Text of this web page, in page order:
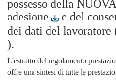
possesso della NUOVA
adesione
e del
dei dati del lavoratore
).
L'estratto del regolamento
offre una sintesi di tutte le